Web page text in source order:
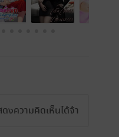
งความคิดเห็นได้จ้า